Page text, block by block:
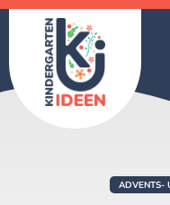
ADVENTS-